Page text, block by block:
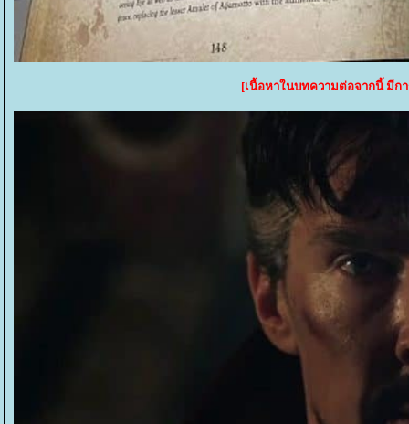
[เนื้อหาในบทความต่อจากนี้ มีก